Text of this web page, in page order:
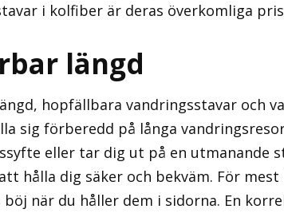
i kolfiber är deras överkomliga
längd
hopfällbara vandringsstavar och
sig förberedd på långa
eller tar dig ut på en utmanande
hålla dig säker och bekväm. För
böj när du håller dem i sidorna. En